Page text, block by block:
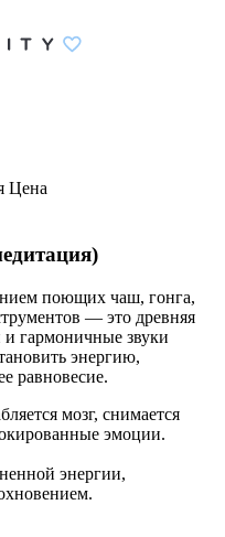
Цена
поющих чаш, гонга,
— это древняя
гармоничные звуки
энергию,
равновесие.
мозг, снимается
эмоции.
энергии,